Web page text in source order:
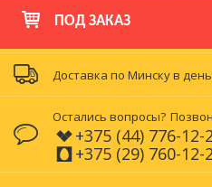
ПОД ЗАКАЗ
Доставка по Минску в
Остались вопросы?
+375 (44) 776-12-
+375 (29) 760-12-